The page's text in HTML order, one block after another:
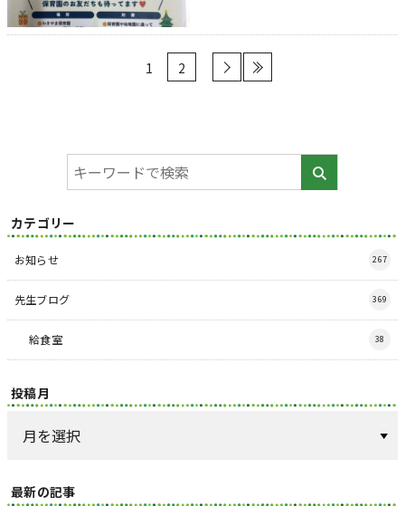
1 2 › »
カテゴリー
お知らせ 267
先生ブログ 369
給食室 38
投稿月
最新の記事